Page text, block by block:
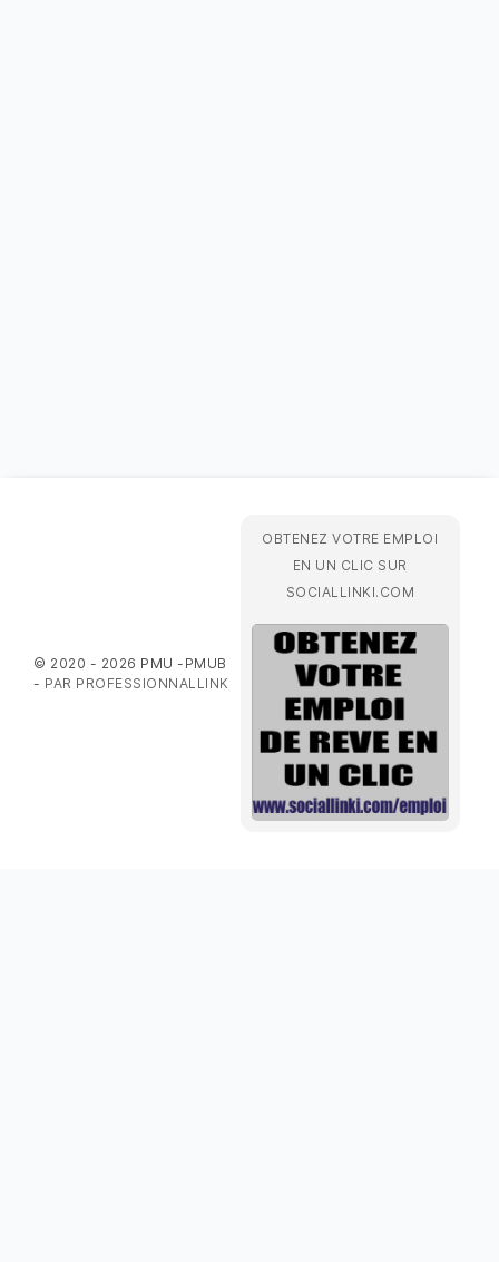
© 2020 - 2026 PMU -PMUB
- PAR PROFESSIONNALLINK
OBTENEZ VOTRE EMPLOI
EN UN CLIC SUR
SOCIALLINKI.COM